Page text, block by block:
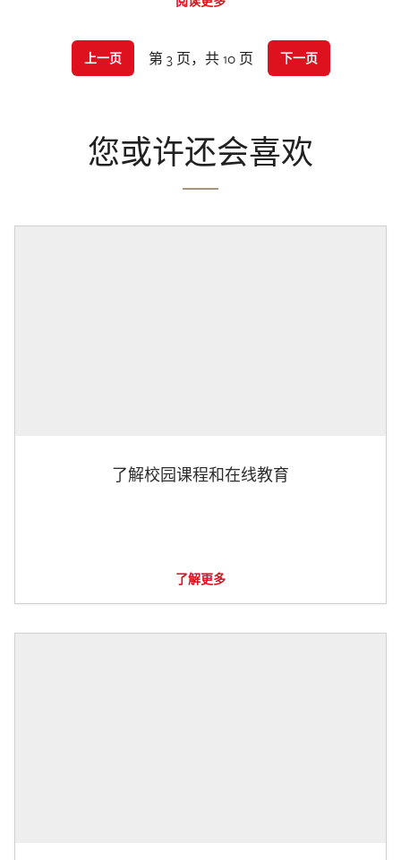
上一页 第 3 页，共 10 页 下一页
您或许还会喜欢
了解校园课程和在线教育
了解更多